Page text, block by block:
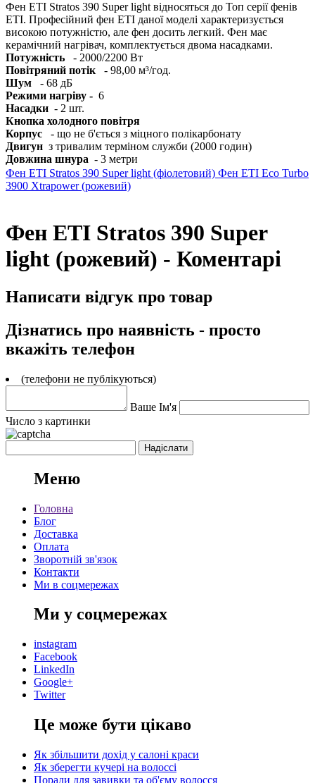
Фен ETI Stratos 390 Super light відносяться до Топ серії фенів
ETI. Професійний фен ETI даної моделі характеризується
високою потужністю, але фен досить легкий. Фен має
керамічний нагрівач, комплектується двома насадками.
Потужність - 2000/2200 Вт
Повітряний потік - 98,00 м³/год.
Шум - 68 дБ
Режими нагріву - 6
Насадки - 2 шт.
Кнопка холодного повітря
Корпус - що не б'ється з міцного полікарбонату
Двигун з тривалим терміном служби (2000 годин)
Довжина шнура - 3 метри
Фен ETI Stratos 390 Super light (фіолетовий) Фен ETI Eco Turbo
3900 Xtrapower (рожевий)
Фен ETI Stratos 390 Super
light (рожевий) - Коментарі
Написати відгук про товар
Дізнатись про наявність - просто
вкажіть телефон
(телефони не публікуються)
Ваше Ім'я
Число з картинки
Меню
Головна
Блог
Доставка
Оплата
Зворотній зв'язок
Контакти
Ми в соцмережах
Ми у соцмережах
instagram
Facebook
LinkedIn
Google+
Twitter
Це може бути цікаво
Як збільшити дохід у салоні краси
Як зберегти кучері на волоссі
Поради для завивки та об'єму волосся